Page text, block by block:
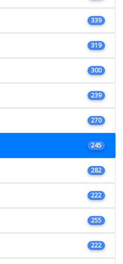
339
319
300
239
270
245
282
222
255
222